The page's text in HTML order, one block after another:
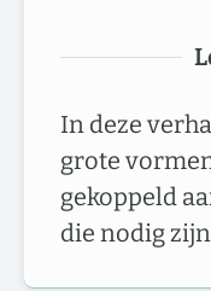
In deze
grote
gekoppeld
die nodig